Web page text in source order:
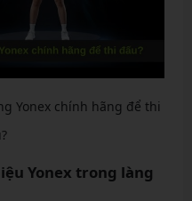
Yonex chính hãng để thi
Yonex trong làng